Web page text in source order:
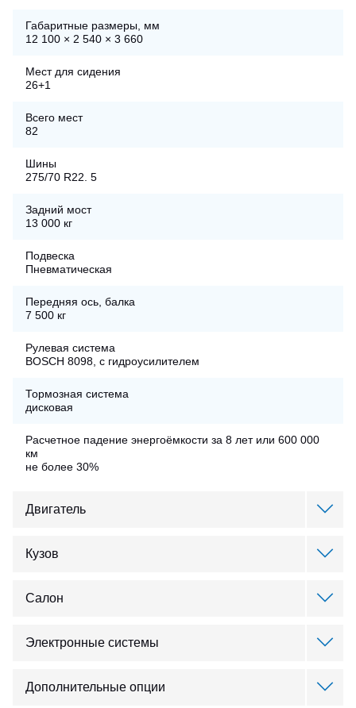
Габаритные размеры, мм
12 100 × 2 540 × 3 660
Мест для сидения
26+1
Всего мест
82
Шины
275/70 R22. 5
Задний мост
13 000 кг
Подвеска
Пневматическая
Передняя ось, балка
7 500 кг
Рулевая система
BOSCH 8098, с гидроусилителем
Тормозная система
дисковая
Расчетное падение энергоёмкости за 8 лет или 600 000
км
не более 30%
Двигатель
Синхронный электродвигатель с постоянными магнитами
100…160 кВт
Максимальная скорость
80 км/ч
Кузов
стандартная
по запросу
Боковые стекла
Стеклопакет с тонировкой, с форточками
Салон
5 шт.
есть
Электронные системы
есть
Дополнительные опции